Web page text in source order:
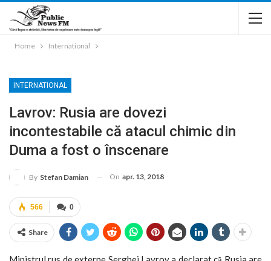
Home International
INTERNATIONAL
Lavrov: Rusia are dovezi
incontestabile că atacul chimic din
Duma a fost o înscenare
By Stefan Damian On apr. 13, 2018
0
566
Share